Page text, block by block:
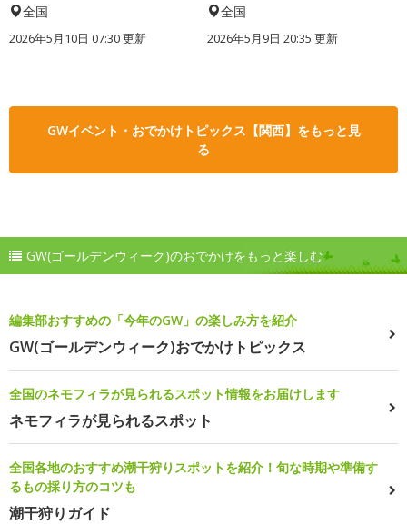
全国
2026年5月10日 07:30 更新
全国
2026年5月9日 20:35 更新
GWイベント・おでかけトピックス【関西】をもっと見
る
GW(ゴールデンウィーク)のおでかけをもっと楽しむ
編集部おすすめの「今年のGW」の楽しみ方を紹介
GW(ゴールデンウィーク)おでかけトピックス
全国のネモフィラが見られるスポット情報をお届けします
ネモフィラが見られるスポット
全国各地のおすすめ潮干狩りスポットを紹介！旬な時期や準備す
るもの採り方のコツも
潮干狩りガイド